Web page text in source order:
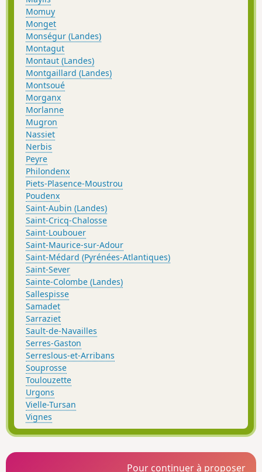
Momuy
Monget
Monségur (Landes)
Montagut
Montaut (Landes)
Montgaillard (Landes)
Montsoué
Morganx
Morlanne
Mugron
Nassiet
Nerbis
Peyre
Philondenx
Piets-Plasence-Moustrou
Poudenx
Saint-Aubin (Landes)
Saint-Cricq-Chalosse
Saint-Loubouer
Saint-Maurice-sur-Adour
Saint-Médard (Pyrénées-Atlantiques)
Saint-Sever
Sainte-Colombe (Landes)
Sallespisse
Samadet
Sarraziet
Sault-de-Navailles
Serres-Gaston
Serreslous-et-Arribans
Souprosse
Toulouzette
Urgons
Vielle-Tursan
Vignes
Pour continuer à proposer